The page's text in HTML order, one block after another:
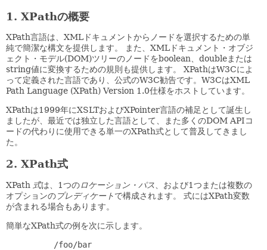
1. XPathの概要
XPath言語は、XMLドキュメントからノードを選択するための単
純で簡潔な構文を提供します。
また、XMLドキュメント・オブジ
ェクト・モデル(DOM)ツリーのノードをboolean、doubleまたは
string値に変換するための規則も提供します。
XPathはW3Cによ
って定義された言語であり、公式のW3C勧告です。W3CはXML
Path Language (XPath) Version 1.0仕様をホストしています。
XPathは1999年にXSLTおよびXPointer言語の補足として誕生し
ましたが、最近では独立した言語として、また多くのDOM APIコ
ードの代わりに使用できる単一のXPath式として普及してきまし
た。
2. XPath式
XPath 式は、1つのロケーション・パス、および1つまたは複数の
オプションのプレディケートで構成されます。
式にはXPath変数
が含まれる場合もあります。
簡単なXPath式の例を次に示します。
     /foo/bar